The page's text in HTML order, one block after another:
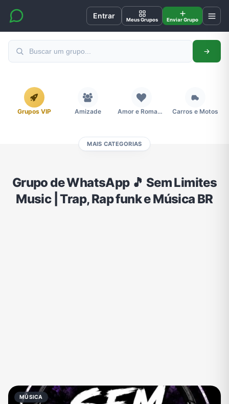
Entrar Meus Grupos Enviar Grupo
Grupos VIP Amizade Amor e Romance Carros e Motos
Divulgação Educação Emagrecimento e Perda de Peso Esportes
MAIS CATEGORIAS
Grupo de WhatsApp 🎵 Sem Limites
Music | Trap, Rap funk e Música BR
MÚSICA